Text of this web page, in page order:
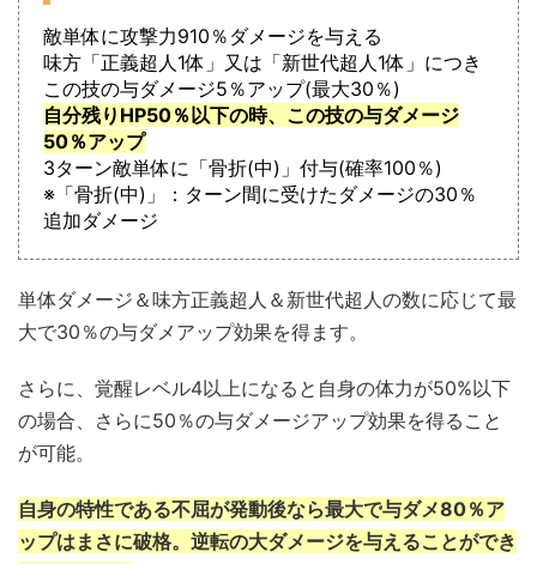
敵単体に攻撃力910％ダメージを与える
味方「正義超人1体」又は「新世代超人1体」につき
この技の与ダメージ5％アップ(最大30％)
自分残りHP50％以下の時、この技の与ダメージ
50％アップ
3ターン敵単体に「骨折(中)」付与(確率100％)
※「骨折(中)」：ターン間に受けたダメージの30％
追加ダメージ
単体ダメージ＆味方正義超人＆新世代超人の数に応じて最
大で30％の与ダメアップ効果を得ます。
さらに、覚醒レベル4以上になると自身の体力が50%以下
の場合、さらに50％の与ダメージアップ効果を得ること
が可能。
自身の特性である不屈が発動後なら最大で与ダメ80％ア
ップはまさに破格。 逆転の大ダメージを与えることができ